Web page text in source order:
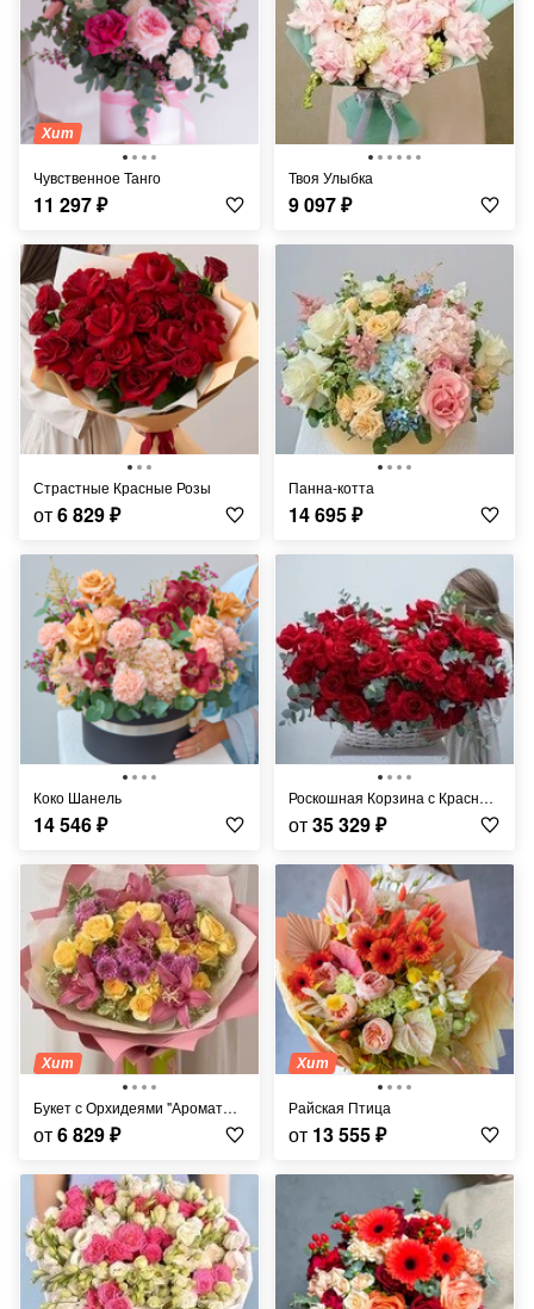
Хит
Чувственное Танго
11 297₽
Твоя Улыбка
9 097₽
Страстные Красные Розы
от6 829₽
Панна-котта
14 695₽
Коко Шанель
14 546₽
Роскошная Корзина с Красными Розами
от35 329₽
Хит
Букет с Орхидеями "Ароматы Бордо"
от6 829₽
Хит
Райская Птица
от 13 555₽